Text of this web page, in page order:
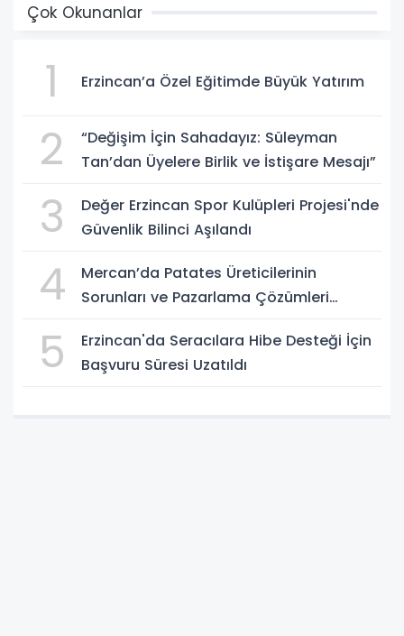
Çok Okunanlar
1 Erzincan’a Özel Eğitimde Büyük Yatırım
2
“Değişim İçin Sahadayız: Süleyman
Tan’dan Üyelere Birlik ve İstişare Mesajı”
3
Değer Erzincan Spor Kulüpleri Projesi'nde
Güvenlik Bilinci Aşılandı
4
Mercan’da Patates Üreticilerinin
Sorunları ve Pazarlama Çözümleri
5
Erzincan'da Seracılara Hibe Desteği İçin
Başvuru Süresi Uzatıldı